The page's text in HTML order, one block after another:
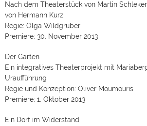
Nach dem Theaterstück von Martin
von Hermann Kurz
Regie: Olga Wildgruber
Premiere: 30. November 2013
Der Garten
Ein integratives Theaterprojekt mit
Uraufführung
Regie und Konzeption: Oliver Moumouris
Premiere: 1. Oktober 2013
Ein Dorf im Widerstand